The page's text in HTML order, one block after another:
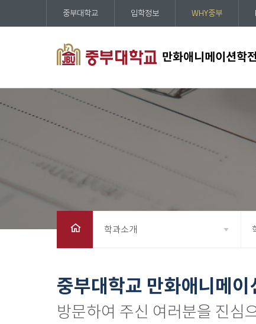
만화애니메이션학
중부대학교 입학정보 WHY중부
학과소개
중부대학교 만화애니메
방문하여 주신 여러분을 진심